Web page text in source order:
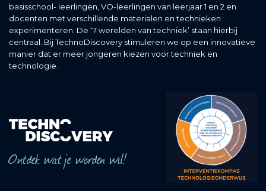
basisschool- leerlingen, VO-leerlingen van leerjaar 1 en 2 en
docenten met verschillende materialen en technieken
experimenteren. De ‘7 werelden van techniek’ staan hierbij
centraal. Bij TechnoDiscovery stimuleren we op een innovatieve
manier dat er meer jongeren kiezen voor techniek en
technologie.
Ontdek wat je worden wil!